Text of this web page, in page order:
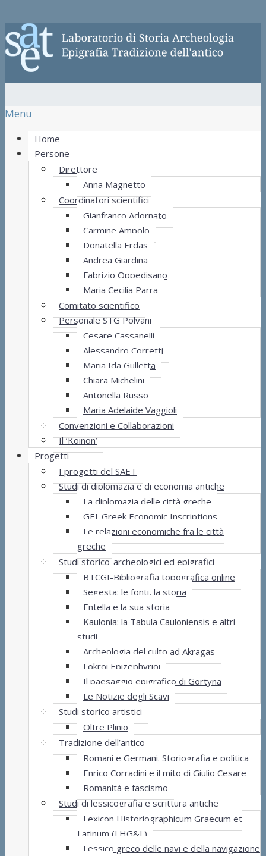
Menu
Home
Persone
Direttore
Anna Magnetto
Coordinatori scientifici
Gianfranco Adornato
Carmine Ampolo
Donatella Erdas
Andrea Giardina
Fabrizio Oppedisano
Maria Cecilia Parra
Comitato scientifico
Personale STG Polvani
Cesare Cassanelli
Alessandro Corretti
Maria Ida Gulletta
Chiara Michelini
Antonella Russo
Maria Adelaide Vaggioli
Convenzioni e Collaborazioni
Il ‘Koinon’
Progetti
I progetti del SAET
Studi di diplomazia e di economia antiche
La diplomazia delle città greche
GEI-Greek Economic Inscriptions
Le relazioni economiche fra le città
greche
Studi storico-archeologici ed epigrafici
BTCGI-Bibliografia topografica online
Segesta: le fonti, la storia
Entella e la sua storia
Kaulonia: la Tabula Cauloniensis e altri
studi
Archeologia del culto ad Akragas
Lokroi Epizephyrioi
Il paesaggio epigrafico di Gortyna
Le Notizie degli Scavi
Studi storico artistici
Oltre Plinio
Tradizione dell’antico
Romani e Germani. Storiografia e politica
Enrico Corradini e il mito di Giulio Cesare
Romanità e fascismo
Studi di lessicografia e scrittura antiche
Lexicon Historiographicum Graecum et
Latinum (LHG&L)
Lessico greco delle navi e della navigazione